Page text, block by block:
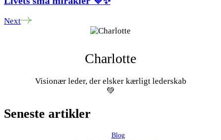
Next
Charlotte
Visionær leder, der elsker kærligt lederskab
💚
Seneste artikler
Blog